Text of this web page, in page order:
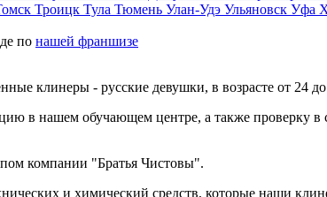
Троицк Тула Тюмень Улан-Удэ Ульяновск Уфа
по нашей франшизе
клинеры - русские девушки, в возрасте от 24 до
в нашем обучающем центре, а также проверку в
компании "Братья Чистовы".
и химический средств, которые наши